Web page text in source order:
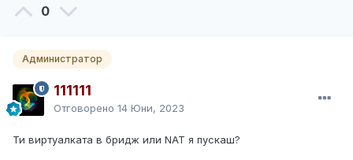
0
Администратор
111111
Отговорено 14 Юни, 2023
Ти виртуалката в бридж или NAT я пускаш?